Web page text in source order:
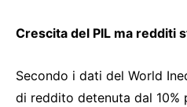
Crescita del PIL ma redditi
Secondo i dati del World
di reddito detenuta dal 10%